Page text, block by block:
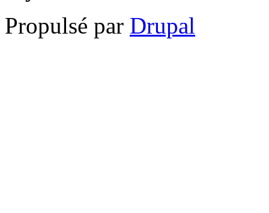
Propulsé par Drupal